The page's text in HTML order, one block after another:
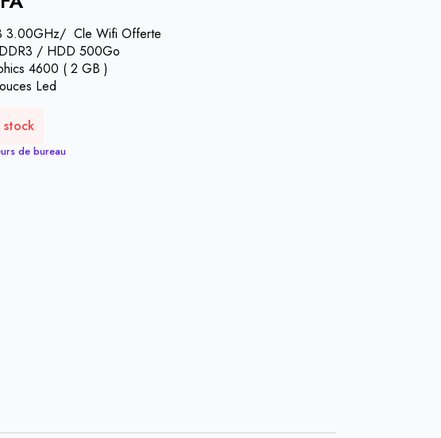
3.00GHz/ Cle Wifi Offerte
/ HDD 500Go
4600 ( 2 GB )
Led
stock
de bureau